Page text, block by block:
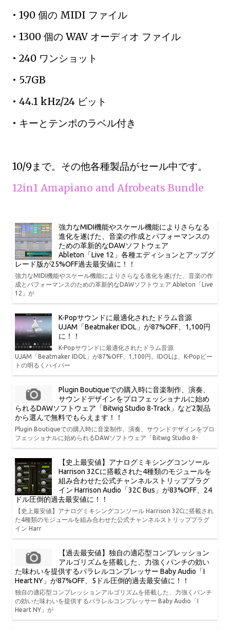
• 190 個の MIDI ファイル
• 1300 個の WAV オーディオ ファイル
• 240 ワンショット
• 5.7GB
• 44.1 kHz/24 ビット
• キーとテンポのラベル付き
10/9まで。その他各種製品がセール中です。
12in1 Amapiano and Afrobeats Bundle
強力なMIDI機能やスケール機能によりさらなる
進化を遂げた、音楽の作成とパフォーマンスの
ための革新的なDAWソフトウェア
Ableton「Live 12」各種エディションとアップグ
レード版が25%OFF過去最安値に！！
強力なMIDI機能やスケール機能によりさらなる進化を遂げた、音楽の作
成とパフォーマンスのための革新的なDAWソフトウェア Ableton「Live
12」が
K-Popサウンドに最適化されたドラム音源
UJAM「Beatmaker IDOL」が87%OFF、1,100円
に！！
K-Popサウンドに最適化されたドラム音源
UJAM「Beatmaker IDOL」が87%OFF、1,100円。IDOLは、K-Popビー
トの明るくハイパー
Plugin Boutiqueでの購入時に音楽制作、演奏、
サウンドデザインをプロフェッショナルに始め
られるDAWソフトウェア「Bitwig Studio 8-Track」など2製品
から選んで無料でもらえます！！
Plugin Boutiqueでの購入時に音楽制作、演奏、サウンドデザインをプロ
フェッショナルに始められるDAWソフトウェア「Bitwig Studio 8-
【史上最安値】アナログミキシングコンソール
Harrison 32Cに搭載された4種類のモジュールを
組み合わせた公式チャンネルストリッププラグ
イン Harrison Audio「32C Bus」が83%OFF、24
ドル圧倒的過去最安値に！！
【史上最安値】アナログミキシングコンソール Harrison 32Cに搭載され
た4種類のモジュールを組み合わせた公式チャンネルストリッププラグ
イン Harr
【過去最安値】独自の適応型コンプレッション
アルゴリズムを搭載した、力強くパンチの効い
た味わいを提供するパラレルコンプレッサー Baby Audio「I
Heart NY」が87%OFF、5ドル圧倒的過去最安値に！！
独自の適応型コンプレッションアルゴリズムを搭載した、力強くパンチ
の効いた味わいを提供するパラレルコンプレッサー Baby Audio「I
Heart NY」が